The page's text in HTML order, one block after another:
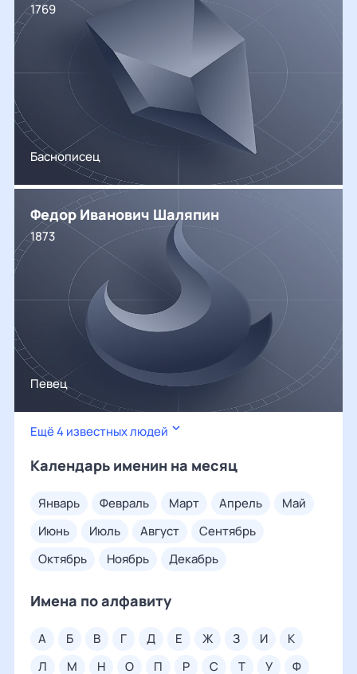
1769
Баснописец
Федор Иванович Шаляпин
1873
Певец
Ещё 4 известных людей
Календарь именин на месяц
январь февраль март апрель
май
июнь
июль август
сентябрь
октябрь
ноябрь декабрь
Имена по алфавиту
а б в г д е ж з и
к
л
м н о п р с т у ф